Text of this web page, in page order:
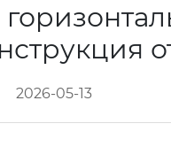
2026-05-13